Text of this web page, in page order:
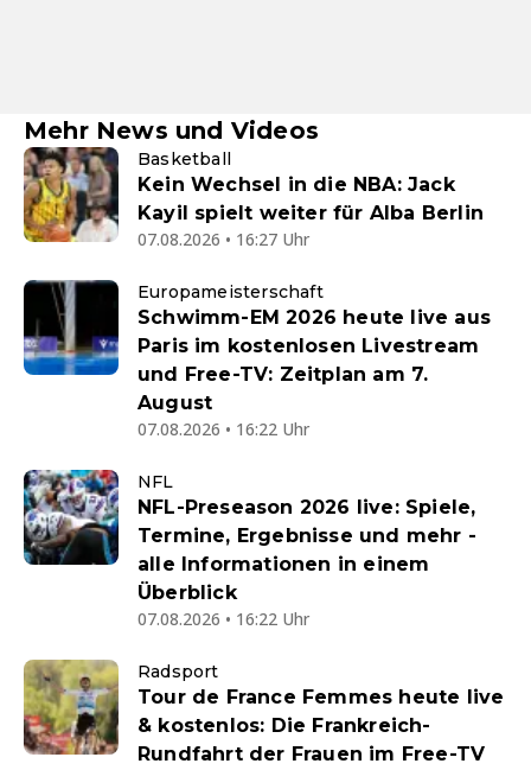
Mehr News und Videos
Basketball
Kein Wechsel in die NBA: Jack
Kayil spielt weiter für Alba Berlin
07.08.2026 • 16:27 Uhr
Europameisterschaft
Schwimm-EM 2026 heute live aus
Paris im kostenlosen Livestream
und Free-TV: Zeitplan am 7.
August
07.08.2026 • 16:22 Uhr
NFL
NFL-Preseason 2026 live: Spiele,
Termine, Ergebnisse und mehr -
alle Informationen in einem
Überblick
07.08.2026 • 16:22 Uhr
Radsport
Tour de France Femmes heute live
& kostenlos: Die Frankreich-
Rundfahrt der Frauen im Free-TV